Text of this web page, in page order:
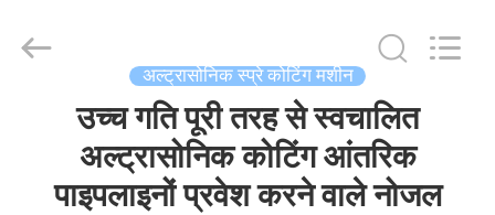
उत्पादों
Equipment
Co.,Ltd.
अल्ट्रासोनिक स्प्रे कोटिंग मशीन
उच्च गति पूरी तरह से स्वचालित
अल्ट्रासोनिक कोटिंग आंतरिक
पाइपलाइनों प्रवेश करने वाले नोजल